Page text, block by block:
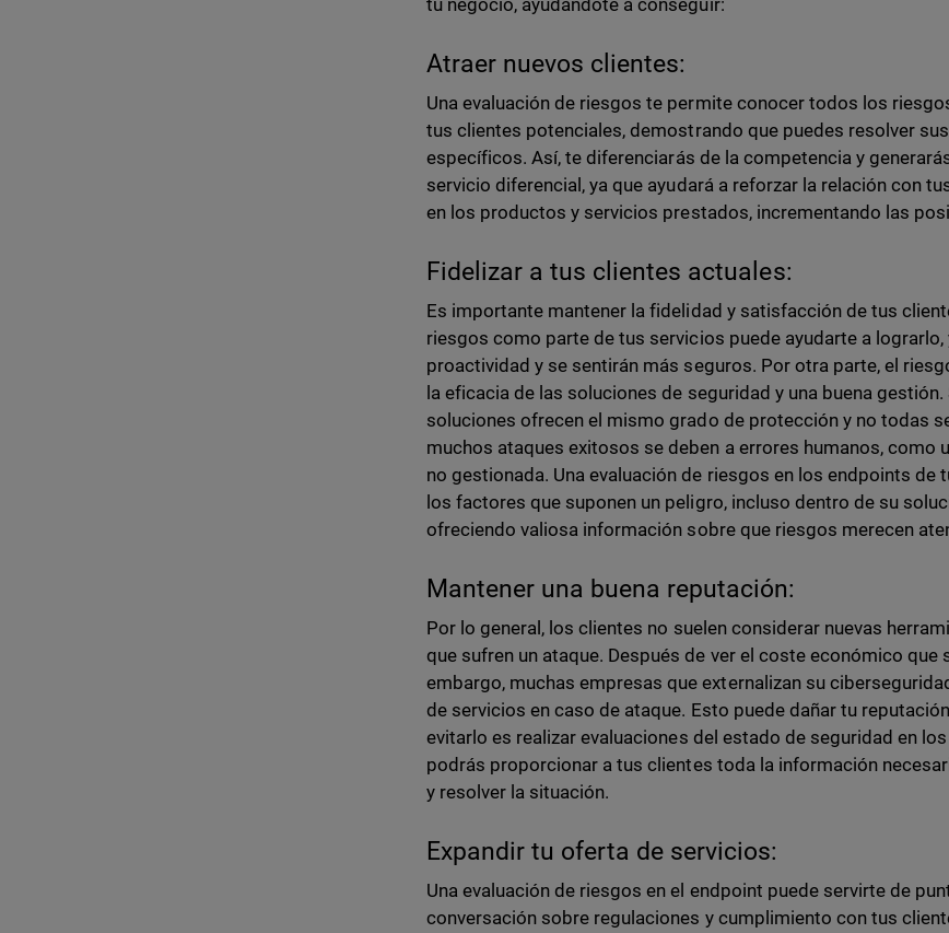
tu negocio, ayudándote a conseguir:
Atraer nuevos clientes:
Una evaluación de riesgos te permite conocer todos los
tus clientes potenciales, demostrando que puedes resolver
específicos. Así, te diferenciarás de la competencia y
servicio diferencial, ya que ayudará a reforzar la relación con
en los productos y servicios prestados, incrementando las
Fidelizar a tus clientes actuales:
Es importante mantener la fidelidad y satisfacción de tus
riesgos como parte de tus servicios puede ayudarte a
proactividad y se sentirán más seguros. Por otra parte, el
la eficacia de las soluciones de seguridad y una buena
soluciones ofrecen el mismo grado de protección y no todas
muchos ataques exitosos se deben a errores humanos, como
no gestionada. Una evaluación de riesgos en los endpoints
los factores que suponen un peligro, incluso dentro de su
ofreciendo valiosa información sobre que riesgos merecen
Mantener una buena reputación:
Por lo general, los clientes no suelen considerar nuevas
que sufren un ataque. Después de ver el coste económico que
embargo, muchas empresas que externalizan su
de servicios en caso de ataque. Esto puede dañar tu
evitarlo es realizar evaluaciones del estado de seguridad en
podrás proporcionar a tus clientes toda la información
y resolver la situación.
Expandir tu oferta de servicios:
Una evaluación de riesgos en el endpoint puede servirte de
conversación sobre regulaciones y cumplimiento con tus